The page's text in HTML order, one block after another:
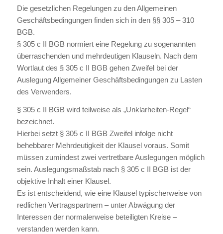
Die gesetzlichen Regelungen zu den Allgemeinen
Geschäftsbedingungen finden sich in den §§ 305 – 310
BGB.
§ 305 c II BGB normiert eine Regelung zu sogenannten
überraschenden und mehrdeutigen Klauseln. Nach dem
Wortlaut des § 305 c II BGB gehen Zweifel bei der
Auslegung Allgemeiner Geschäftsbedingungen zu Lasten
des Verwenders.
§ 305 c II BGB wird teilweise als „Unklarheiten-Regel“
bezeichnet.
Hierbei setzt § 305 c II BGB Zweifel infolge nicht
behebbarer Mehrdeutigkeit der Klausel voraus. Somit
müssen zumindest zwei vertretbare Auslegungen möglich
sein. Auslegungsmaßstab nach § 305 c II BGB ist der
objektive Inhalt einer Klausel.
Es ist entscheidend, wie eine Klausel typischerweise von
redlichen Vertragspartnern – unter Abwägung der
Interessen der normalerweise beteiligten Kreise –
verstanden werden kann.